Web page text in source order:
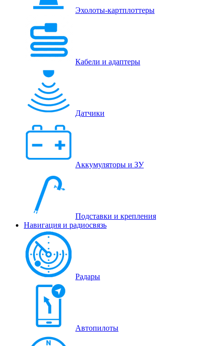
Эхолоты-картплоттеры
Кабели и адаптеры
Датчики
Аккумуляторы и ЗУ
Подставки и крепления
Навигация и радиосвязь
Радары
Автопилоты